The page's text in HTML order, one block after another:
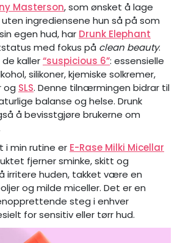
Masterson, som ønsket å lage
ingrediensene hun så på som
egen hud, har Drunk Elephant
med fokus på clean beauty.
kaller“suspicious 6”: essensielle
silikoner, kjemiske solkremer,
og SLS. Denne tilnærmingen bidrar til
balanse og helse. Drunk
å bevisstgjøre brukerne om
i min rutine er E-Rase Milki Micellar
fjerner sminke, skitt og
irritere huden, takket være en
og milde miceller. Det er en
steg i enhver
for sensitiv eller tørr hud.